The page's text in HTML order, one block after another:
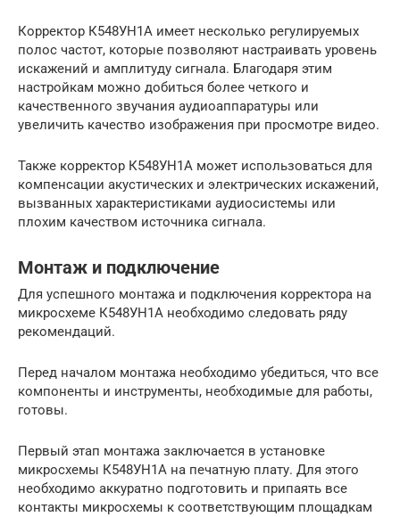
Корректор К548УН1А имеет несколько регулируемых
полос частот, которые позволяют настраивать уровень
искажений и амплитуду сигнала. Благодаря этим
настройкам можно добиться более четкого и
качественного звучания аудиоаппаратуры или
увеличить качество изображения при просмотре видео.
Также корректор К548УН1А может использоваться для
компенсации акустических и электрических искажений,
вызванных характеристиками аудиосистемы или
плохим качеством источника сигнала.
Монтаж и подключение
Для успешного монтажа и подключения корректора на
микросхеме К548УН1А необходимо следовать ряду
рекомендаций.
Перед началом монтажа необходимо убедиться, что все
компоненты и инструменты, необходимые для работы,
готовы.
Первый этап монтажа заключается в установке
микросхемы К548УН1А на печатную плату. Для этого
необходимо аккуратно подготовить и припаять все
контакты микросхемы к соответствующим площадкам